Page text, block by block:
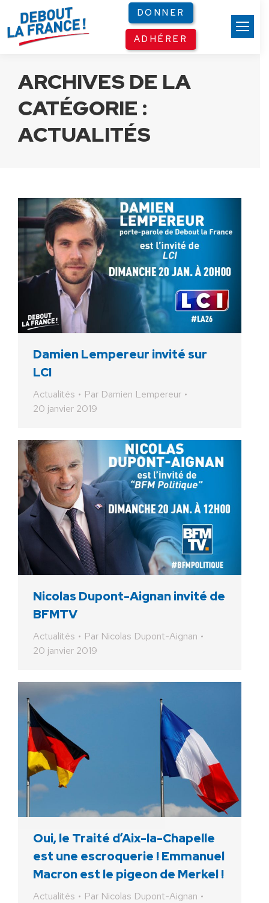
DONNER
ADHÉRER
ARCHIVES DE LA
CATÉGORIE :
ACTUALITÉS
Damien Lempereur invité sur
LCI
Actualités Par Damien Lempereur
20 janvier 2019
Nicolas Dupont-Aignan invité de
BFMTV
Actualités Par Nicolas Dupont-Aignan
20 janvier 2019
Oui, le Traité d’Aix-la-Chapelle
est une escroquerie ! Emmanuel
Macron est le pigeon de Merkel !
Actualités Par Nicolas Dupont-Aignan
Panneau de gestion des cookies